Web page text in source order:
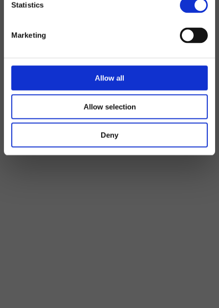
Statistics
Marketing
Allow all
Allow selection
Deny